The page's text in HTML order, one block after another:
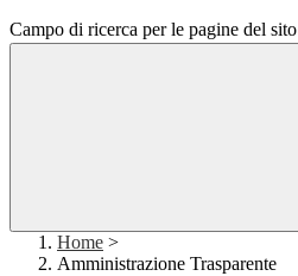
Campo di ricerca per le pagine del sito
Home >
Amministrazione Trasparente